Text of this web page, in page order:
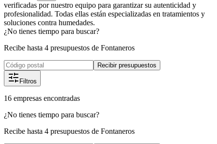
verificadas por nuestro equipo para garantizar su autenticidad y
profesionalidad. Todas ellas están especializadas en tratamientos y
soluciones contra humedades.
¿No tienes tiempo para buscar?
Recibe hasta 4 presupuestos de Fontaneros
Recibir presupuestos
Filtros
16 empresas encontradas
¿No tienes tiempo para buscar?
Recibe hasta 4 presupuestos de Fontaneros